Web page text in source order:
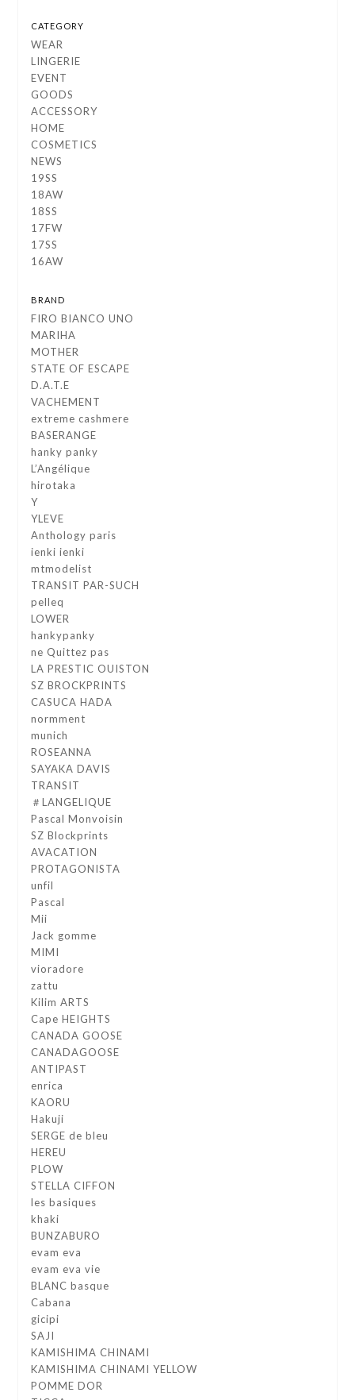
CATEGORY
WEAR
LINGERIE
EVENT
GOODS
ACCESSORY
HOME
COSMETICS
NEWS
19SS
18AW
18SS
17FW
17SS
16AW
BRAND
FIRO BIANCO UNO
MARIHA
MOTHER
STATE OF ESCAPE
D.A.T.E
VACHEMENT
extreme cashmere
BASERANGE
hanky panky
L’Angélique
hirotaka
Y
YLEVE
Anthology paris
ienki ienki
mtmodelist
TRANSIT PAR-SUCH
pelleq
LOWER
hankypanky
ne Quittez pas
LA PRESTIC OUISTON
SZ BROCKPRINTS
CASUCA HADA
normment
munich
ROSEANNA
SAYAKA DAVIS
TRANSIT
＃LANGELIQUE
Pascal Monvoisin
SZ Blockprints
AVACATION
PROTAGONISTA
unfil
Pascal
Mii
Jack gomme
MIMI
vioradore
zattu
Kilim ARTS
Cape HEIGHTS
CANADA GOOSE
CANADAGOOSE
ANTIPAST
enrica
KAORU
Hakuji
SERGE de bleu
HEREU
PLOW
STELLA CIFFON
les basiques
khaki
BUNZABURO
evam eva
evam eva vie
BLANC basque
Cabana
gicipi
SAJI
KAMISHIMA CHINAMI
KAMISHIMA CHINAMI YELLOW
POMME DOR